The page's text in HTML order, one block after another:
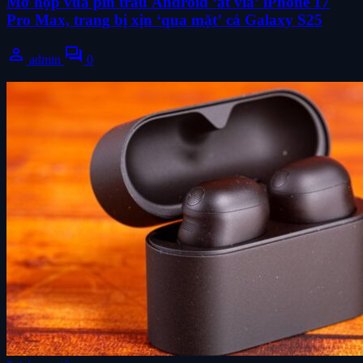
Pro Max, trang bị xịn ‘qua mặt’ cả Galaxy S25
person admin forum 0